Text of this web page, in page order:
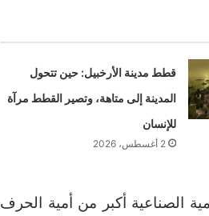
قطط مدينة الأرخبيل: حين تتحول
المدينة إلى متاهة، وتصير القطط مرآة
للإنسان
2 أغسطس، 2026
الصناعية أكبر من أمية الحرف